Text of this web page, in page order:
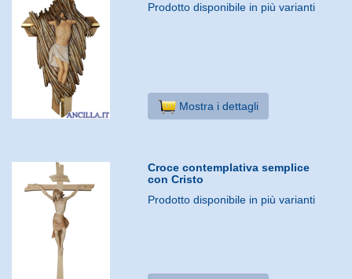
Prodotto disponibile in più varianti
Mostra i dettagli
Croce contemplativa semplice
con Cristo
Prodotto disponibile in più varianti